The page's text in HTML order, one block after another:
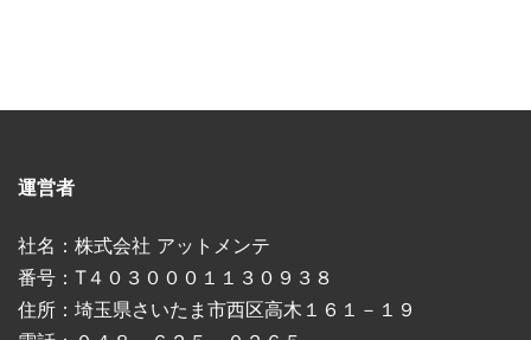
運営者
社名：株式会社 アットメンテ
番号：T４０３０００１１３０９３８
住所：埼玉県さいたま市西区高木１６１－１９